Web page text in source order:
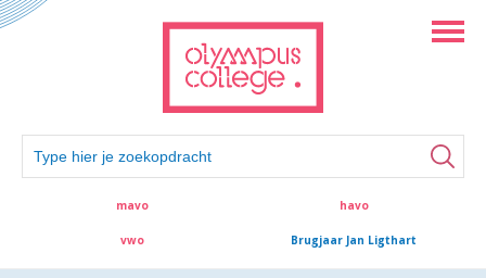
mavo havo
vwo Brugjaar Jan Ligthart